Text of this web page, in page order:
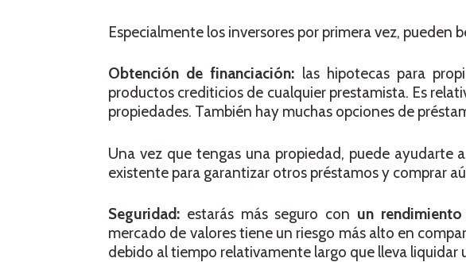
Especialmente los inversores por primera vez, pueden
Obtención de financiación: las hipotecas para
productos crediticios de cualquier prestamista. Es
propiedades. También hay muchas opciones de
Una vez que tengas una propiedad, puede
existente para garantizar otros préstamos y comprar
Seguridad: estarás más seguro con un
mercado de valores tiene un riesgo más alto en
debido al tiempo relativamente largo que lleva liquidar